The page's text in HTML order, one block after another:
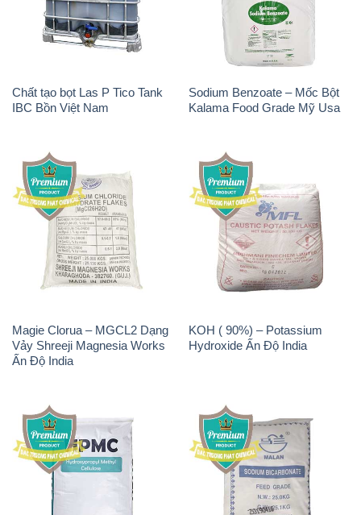
Chất tạo bọt Las P Tico Tank
IBC Bồn Việt Nam
Sodium Benzoate – Mốc Bột
Kalama Food Grade Mỹ Usa
Magie Clorua – MGCL2 Dạng
Vảy Shreeji Magnesia Works
Ấn Độ India
KOH ( 90%) – Potassium
Hydroxide Ấn Độ India